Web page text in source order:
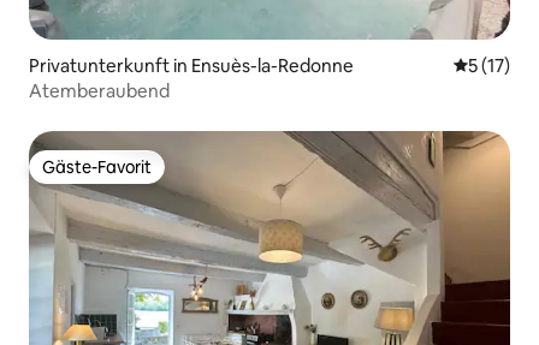
Privatunterkunft in Ensuès-la-Redonne
5 (17)
Atemberaubend
Gäste-Favorit
Gäste-Favorit